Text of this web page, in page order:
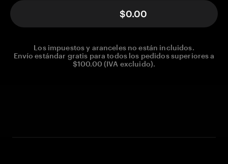
$0.00
Los impuestos y aranceles no están incluidos.
Envío estándar gratis para todos los pedidos superiores a
$100.00 (IVA excluido).